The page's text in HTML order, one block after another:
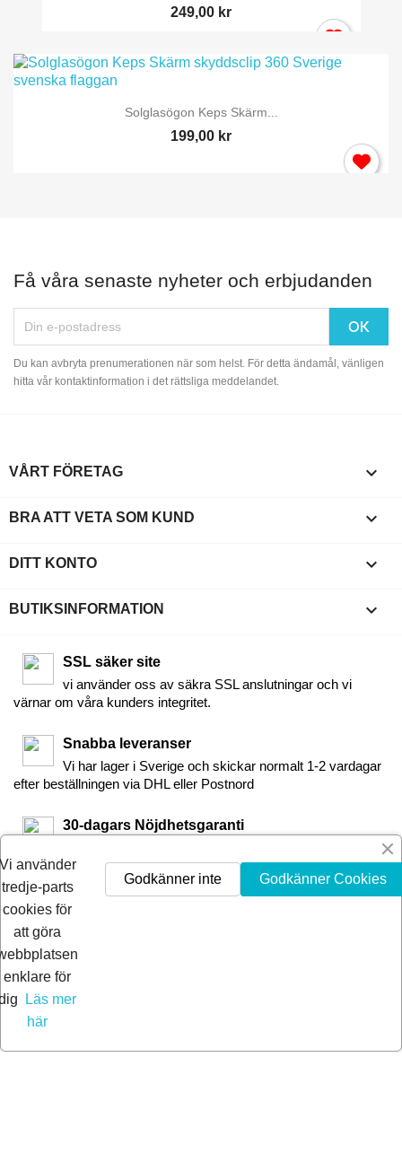
249,00 kr
Solglasögon Keps Skärm...
199,00 kr
Få våra senaste nyheter och erbjudanden
Du kan avbryta prenumerationen när som helst. För detta ändamål, vänligen
hitta vår kontaktinformation i det rättsliga meddelandet.
VÅRT FÖRETAG 
BRA ATT VETA SOM KUND 
DITT KONTO 
BUTIKSINFORMATION keyboard_arrow_down
SSL säker site
vi använder oss av säkra SSL anslutningar och vi
värnar om våra kunders integritet.
Snabba leveranser
Vi har lager i Sverige och skickar normalt 1-2 vardagar
efter beställningen via DHL eller Postnord
30-dagars Nöjdhetsgaranti
© 2026 Extra Pro
använder
tredje-parts
cookies för
att göra
enklare för
Läs mer
här
Godkänner Cookies
Godkänner inte